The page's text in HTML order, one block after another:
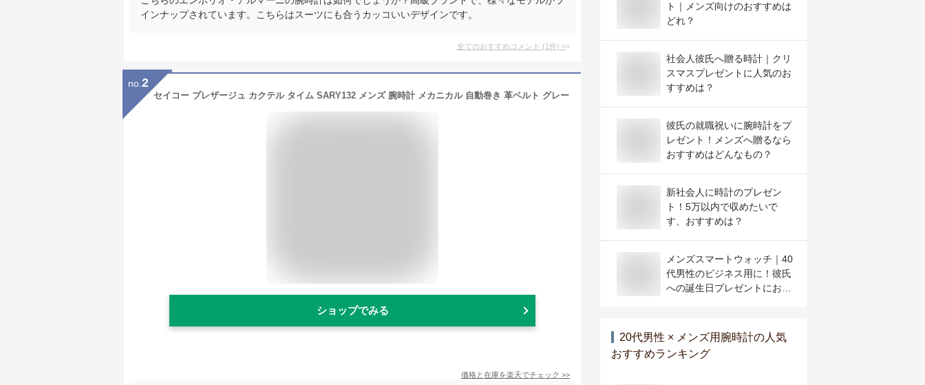
インナップされています。こちらはスーツにも合うカッコいいデザインです。
全てのおすすめコメント (1件) >
no. 2
セイコー プレザージュ カクテル タイム SARY132 メンズ 腕時計 メカニカル 自動巻き 革ベルト グレー
ショップでみる
価格と在庫を楽天でチェック >>
ト｜メンズ向けのおすすめは
どれ？
社会人彼氏へ贈る時計｜クリ
スマスプレゼントに人気のお
すすめは？
彼氏の就職祝いに腕時計をプ
レゼント！メンズへ贈るなら
おすすめはどんなもの？
新社会人に時計のプレゼン
ト！5万以内で収めたいで
す、おすすめは？
メンズスマートウォッチ｜40
代男性のビジネス用に！彼氏
への誕生日プレゼントにおす
20代男性 × メンズ用腕時計の人気
おすすめランキング